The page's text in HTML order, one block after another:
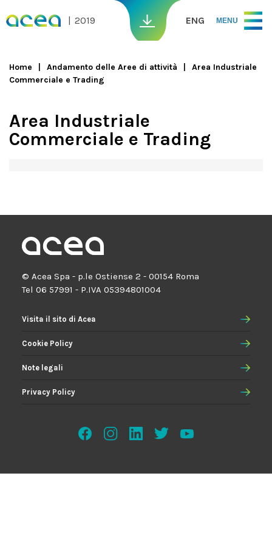
2019 ENG MENU
Home Andamento delle Aree di attività
Area Industriale
Commerciale e Trading
Area Industriale
Commerciale e Trading
© Acea Spa - p.le Ostiense 2 - 00154 Roma
Tel 06 57991 - P.IVA 05394801004
Visita il sito di Acea
Cookie Policy
Note legali
Privacy Policy